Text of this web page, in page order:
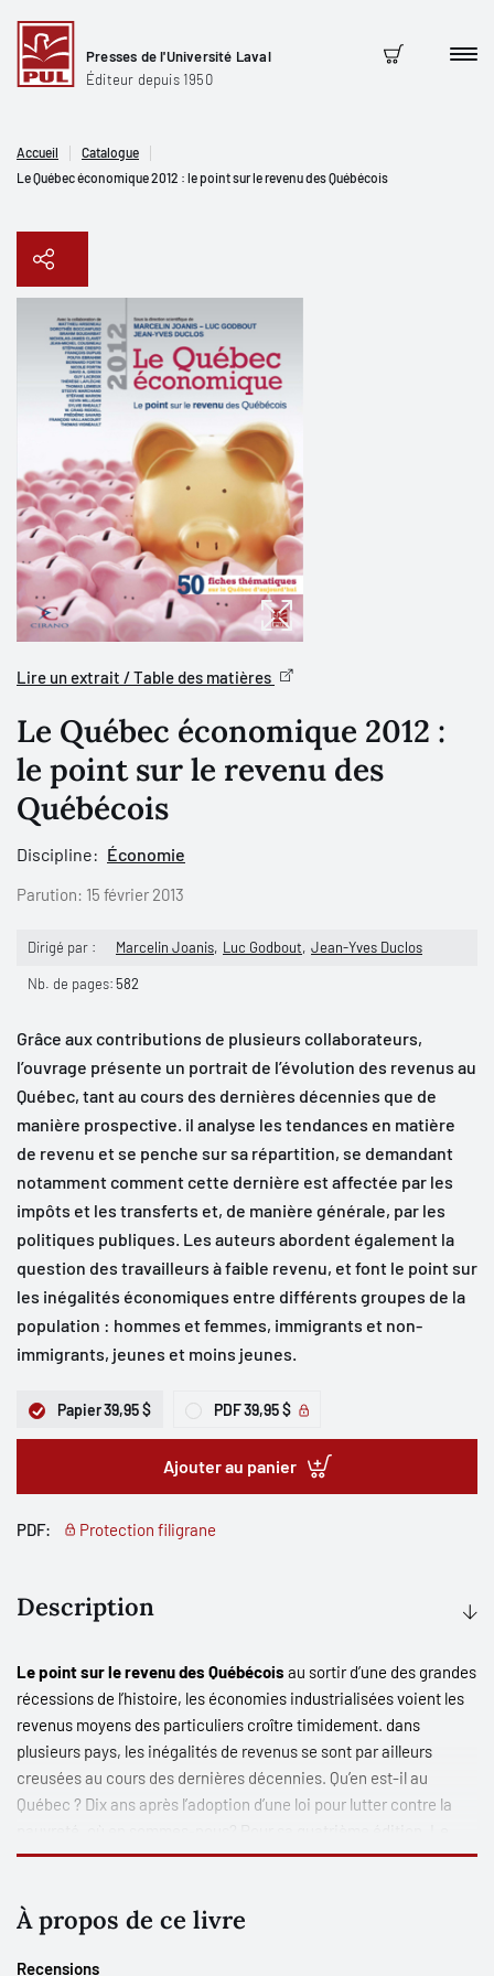
Presses de l'Université Laval
Éditeur depuis 1950
Panier
Accueil
Catalogue
Le Québec économique 2012 : le point sur le revenu des Québécois
Copier le lien
Lire un extrait / Table des matières
Le Québec économique 2012 :
le point sur le revenu des
Québécois
Discipline: Économie
Parution: 15 février 2013
Dirigé par : Marcelin Joanis Luc Godbout Jean-Yves Duclos
Nb. de pages:582
Grâce aux contributions de plusieurs collaborateurs,
l’ouvrage présente un portrait de l’évolution des revenus au
Québec, tant au cours des dernières décennies que de
manière prospective. il analyse les tendances en matière
de revenu et se penche sur sa répartition, se demandant
notamment comment cette dernière est affectée par les
impôts et les transferts et, de manière générale, par les
politiques publiques. Les auteurs abordent également la
question des travailleurs à faible revenu, et font le point sur
les inégalités économiques entre différents groupes de la
population : hommes et femmes, immigrants et non-
immigrants, jeunes et moins jeunes.
Papier39,95 $ PDF39,95 $
Ajouter au panier
PDF: Protection filigrane
Description
Le point sur le revenu des Québécois au sortir d’une des grandes
récessions de l’histoire, les économies industrialisées voient les
revenus moyens des particuliers croître timidement. dans
plusieurs pays, les inégalités de revenus se sont par ailleurs
creusées au cours des dernières décennies. Qu’en est-il au
Québec ? Dix ans après l’adoption d’une loi pour lutter contre la
Québec économique fait le point sur la répartition du revenu,
contributions de plusieurs collaborateurs, l’ouvrage présente un
portrait de l’évolution des revenus au Québec, tant au cours des
dernières décennies que de manière prospective. il analyse les
À propos de ce livre
Recensions